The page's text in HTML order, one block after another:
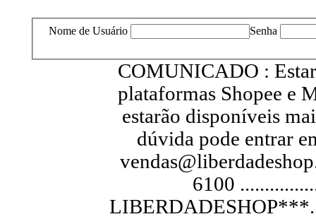
Nome de Usuário Senha
COMUNICADO :
plataformas Shopee e
estarão disponíveis
dúvida pode entrar
6100